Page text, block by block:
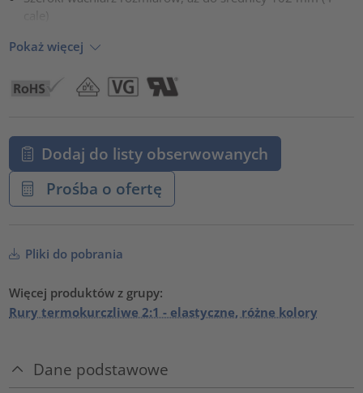
Pokaż więcej
Dodaj do listy obserwowanych
Prośba o ofertę
Pliki do pobrania
Więcej produktów z grupy:
Rury termokurczliwe 2:1 - elastyczne, różne kolory
Dane podstawowe